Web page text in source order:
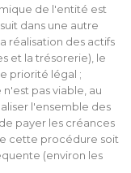
de l'entité est
dans une autre
réalisation des actifs
et la trésorerie), le
priorité légal ;
n'est pas viable, au
l'ensemble des
payer les créances
cette procédure soit
(environ les